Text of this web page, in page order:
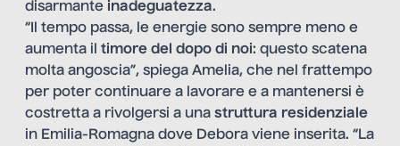
disarmante inadeguatezza.
“Il tempo passa, le energie sono sempre meno e
aumenta il timore del dopo di noi: questo scatena
molta angoscia”, spiega Amelia, che nel frattempo
per poter continuare a lavorare e a mantenersi è
costretta a rivolgersi a una struttura residenziale
in Emilia-Romagna dove Debora viene inserita. “La